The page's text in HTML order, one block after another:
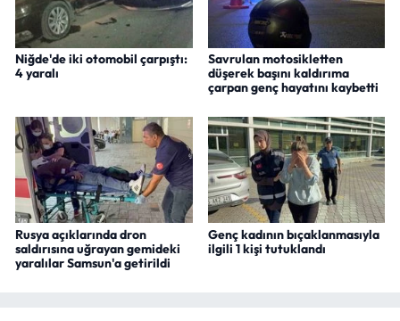
Niğde'de iki otomobil çarpıştı:
4 yaralı
Savrulan motosikletten
düşerek başını kaldırıma
çarpan genç hayatını kaybetti
Rusya açıklarında dron
saldırısına uğrayan gemideki
yaralılar Samsun'a getirildi
Genç kadının bıçaklanmasıyla
ilgili 1 kişi tutuklandı